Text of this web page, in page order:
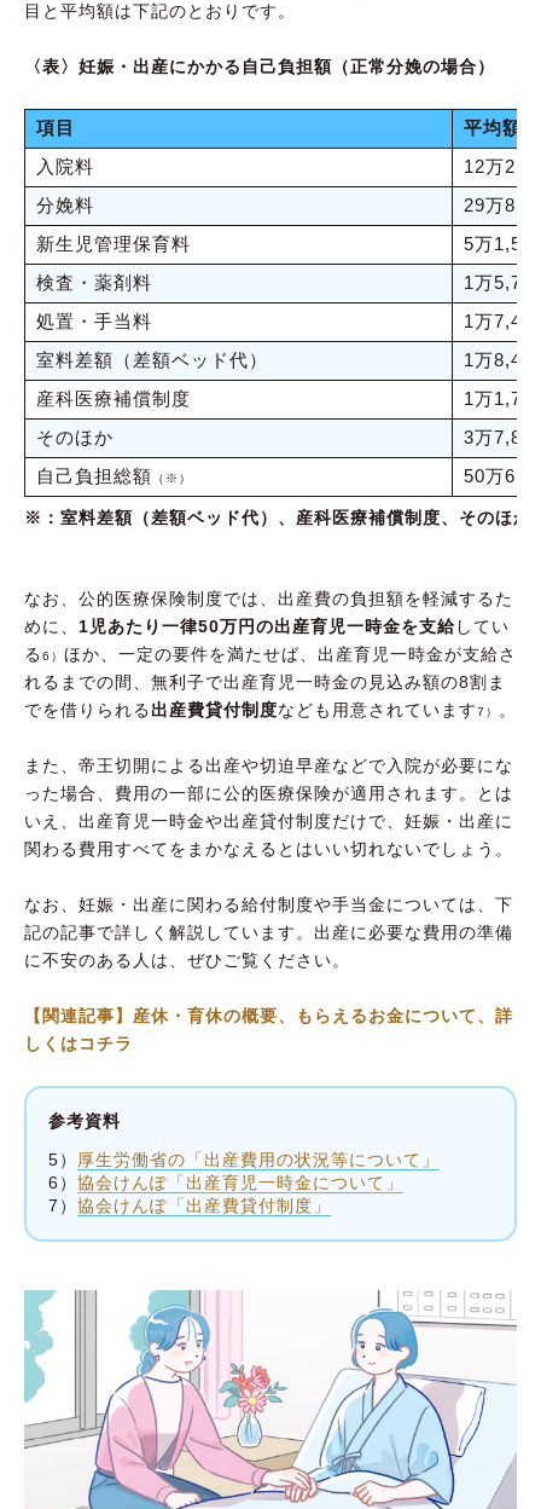
目と平均額は下記のとおりです。
〈表〉妊娠・出産にかかる自己負担額（正常分娩の場合）
項目
平均額
入院料
12万
分娩料
29万
新生児管理保育料
5万
検査・薬剤料
1万
処置・手当料
1万
室料差額（差額ベッド代）
1万
産科医療補償制度
1万
そのほか
3万
自己負担総額 （※） 50万
※：室料差額（差額ベッド代）、産科医療補償制度、そのほか
なお、公的医療保険制度では、出産費の負担額を軽減するた
めに、 1児あたり一律50万円の出産育児一時金を支給してい
る6） ほか、一定の要件を満たせば、出産育児一時金が支給さ
れるまでの間、無利子で出産育児一時金の見込み額の8割ま
でを借りられる出産費貸付制度なども用意されています7） 。
また、帝王切開による出産や切迫早産などで入院が必要にな
った場合、費用の一部に公的医療保険が適用されます。とは
いえ、出産育児一時金や出産貸付制度だけで、妊娠・出産に
関わる費用すべてをまかなえるとはいい切れないでしょう。
なお、妊娠・出産に関わる給付制度や手当金については、下
記の記事で詳しく解説しています。出産に必要な費用の準備
に不安のある人は、ぜひご覧ください。
【関連記事】産休・育休の概要、もらえるお金について、詳
しくはコチラ
参考資料
5） 厚生労働省の「出産費用の状況等について」
6） 協会けんぽ「出産育児一時金について」
7） 協会けんぽ「出産費貸付制度」